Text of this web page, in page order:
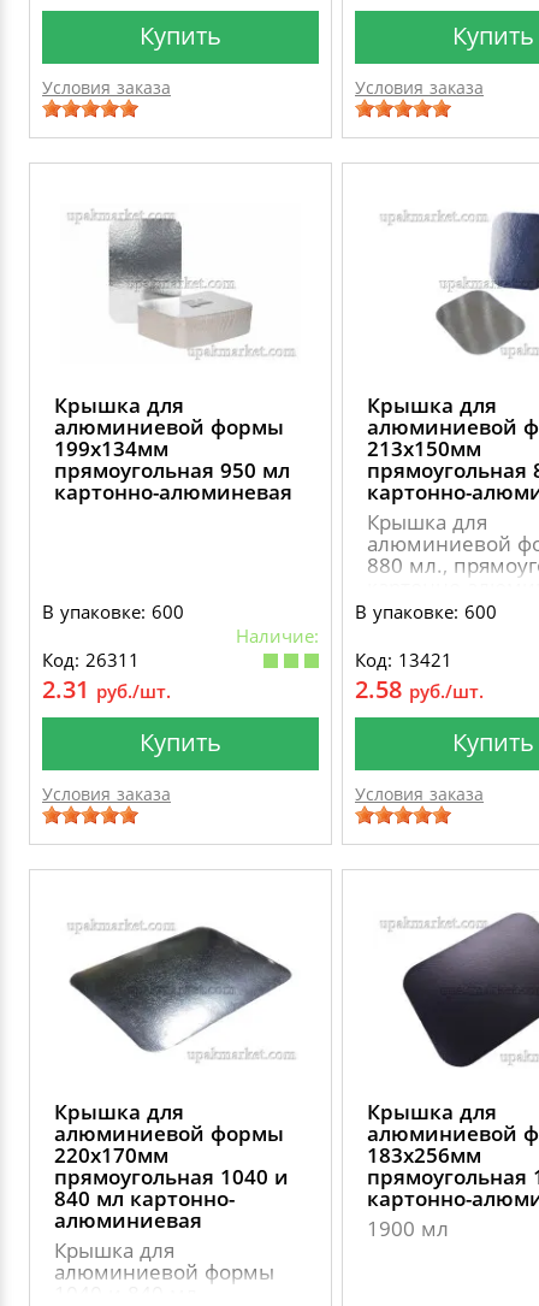
Купить
Условия заказа
Купить
Условия заказа
Крышка для
алюминиевой формы
199х134мм
прямоугольная 950 мл
картонно-алюминевая
В упаковке: 600
Наличие:
Код: 26311
2.31 руб./шт.
Купить
Условия заказа
Крышка для
алюминиевой
213х150мм
прямоугольная
картонно-
Крышка для
алюминиевой
880 мл.,
картонно-
В упаковке: 600
Код: 13421
2.58 руб./шт.
Купить
Условия заказа
Крышка для
алюминиевой формы
220х170мм
прямоугольная 1040 и
840 мл картонно-
алюминиевая
Крышка для
алюминиевой формы
Крышка для
алюминиевой
183х256мм
прямоугольная
картонно-
1900 мл